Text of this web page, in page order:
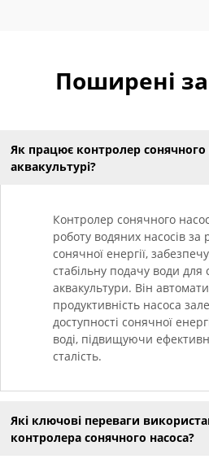
Поширені
Як працює контролер сонячного
аквакультурі?
Контролер сонячного
роботу водяних насосів за
сонячної енергії,
стабільну подачу води для
аквакультури. Він
продуктивність насоса
доступності сонячної
воді, підвищуючи
сталість.
Які ключові переваги
контролера сонячного насоса?